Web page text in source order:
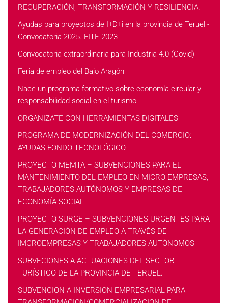
RECUPERACIÓN, TRANSFORMACIÓN Y RESILIENCIA.
Ayudas para proyectos de I+D+i en la provincia de Teruel -
Convocatoria 2025. FITE 2023
Convocatoria extraordinaria para Industria 4.0 (Covid)
Feria de empleo del Bajo Aragón
Nace un programa formativo sobre economía circular y
responsabilidad social en el turismo
ORGANIZATE CON HERRAMIENTAS DIGITALES
PROGRAMA DE MODERNIZACIÓN DEL COMERCIO:
AYUDAS FONDO TECNOLÓGICO
PROYECTO MEMTA – SUBVENCIONES PARA EL
MANTENIMIENTO DEL EMPLEO EN MICRO EMPRESAS,
TRABAJADORES AUTÓNOMOS Y EMPRESAS DE
ECONOMÍA SOCIAL
PROYECTO SURGE – SUBVENCIONES URGENTES PARA
LA GENERACIÓN DE EMPLEO A TRAVÉS DE
IMCROEMPRESAS Y TRABAJADORES AUTÓNOMOS
SUBVECIONES A ACTUACIONES DEL SECTOR
TURÍSTICO DE LA PROVINCIA DE TERUEL.
SUBVENCION A INVERSION EMPRESARIAL PARA